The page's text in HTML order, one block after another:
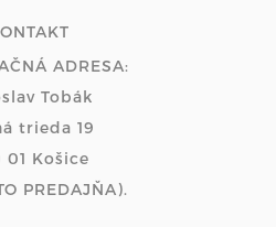
ADRESA:
Tobák
trieda 19
01 Košice
PREDAJŇA).